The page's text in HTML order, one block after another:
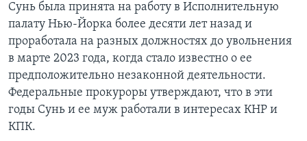
Сунь была принята на работу в Исполнительную
палату Нью-Йорка более десяти лет назад и
проработала на разных должностях до увольнения
в марте 2023 года, когда стало известно о ее
предположительно незаконной деятельности.
Федеральные прокуроры утверждают, что в эти
годы Сунь и ее муж работали в интересах КНР и
КПК.